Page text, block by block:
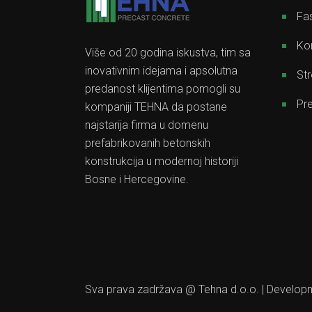
Više od 20 godina iskustva, tim sa
inovativnim idejama i apsolutna
predanost klijentima pomogli su
kompaniji TEHNA da postane
najstarija firma u domenu
prefabrikovanih betonskih
konstrukcija u modernoj historiji
Bosne i Hercegovine.
Sva prava zadržava @ Tehna d.o.o. |